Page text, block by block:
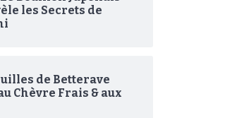
les Secrets de
de Betterave
Chèvre Frais & aux